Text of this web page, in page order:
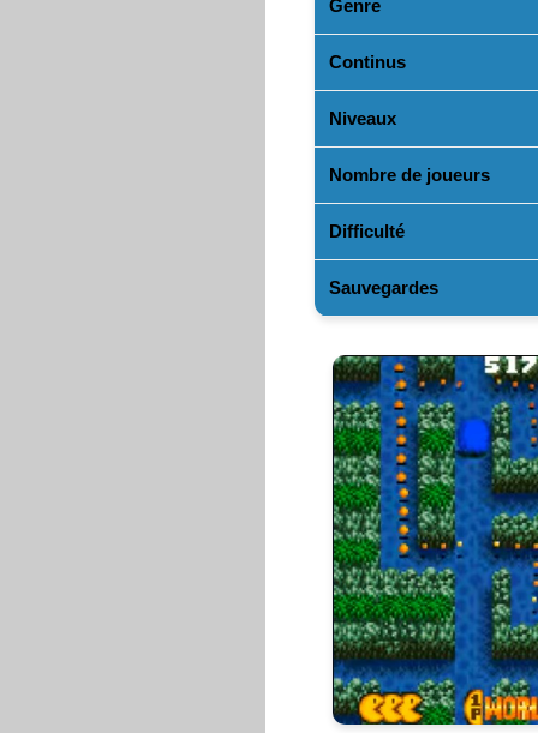
Genre
Continus
Niveaux
Nombre de joueurs
Difficulté
Sauvegardes